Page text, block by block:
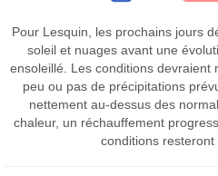
Pour Lesquin, les prochains jours
soleil et nuages avant une
ensoleillé. Les conditions devraient
peu ou pas de précipitations
nettement au-dessus des
chaleur, un réchauffement
conditions resteront